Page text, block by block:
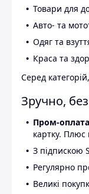
Товари для
Авто- та
Одяг та
Краса та
Серед
Зручно,
Пром-оплата
картку. Плюс
З підпискою
Регулярно
Великі